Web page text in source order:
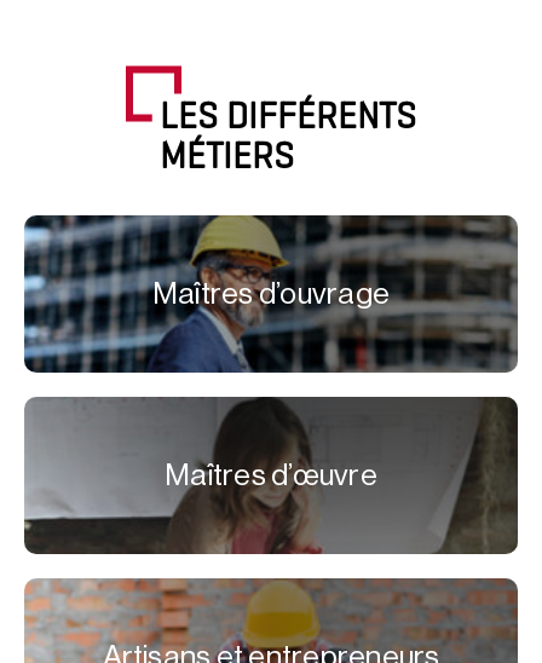
LES DIFFÉRENTS
MÉTIERS
Maîtres d’ouvrage
Maîtres d’œuvre
Artisans et entrepreneurs